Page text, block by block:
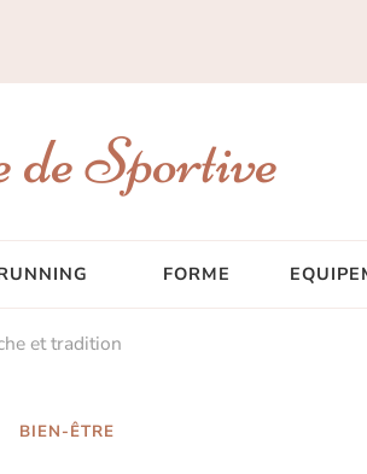
de Sportive
FORME
et tradition
BIEN-ÊTRE